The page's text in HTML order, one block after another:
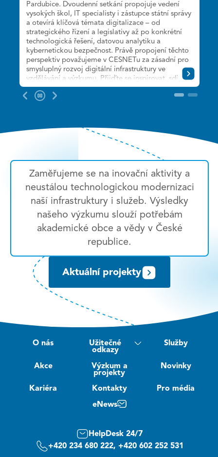
Pozastavit
připomínáme 30 let od založení sdružení, vás
zveme na dvoudenní setkání věnované
technologiím, službám a výzkumu, které pomáhají
rozvíjet českou vědu, výzkum a vzdělávání.
Detailní program ladíme. Registrace jsou již
spuštěny.
Těšíme se na společné setkání 30. září a 1. října
2026 v hotelu Diplomat v Praze.
Pardubice. Dvoudenní setkání propojuje vedení
vysokých škol, IT specialisty i zástupce státní správy
a otevírá klíčová témata digitalizace – od
strategického řízení a legislativy až po konkrétní
technologická řešení, datovou analytiku a
kybernetickou bezpečnost. Právě propojení těchto
perspektiv považujeme v CESNETu za zásadní pro
smysluplný rozvoj digitální infrastruktury ve
vzdělávání a výzkumu. Přijďte se inspirovat, sdílet
zkušenosti a zapojit se do diskuze o tom, jak
budou univerzity fungovat v digitální budoucnosti.
univerzit.cz/
Zaměřujeme se na inovační aktivity a
neustálou technologickou modernizaci
naší infrastruktury i služeb. Výsledky
našeho výzkumu slouží potřebám
akademické obce a vědy v České
republice.
Aktuální projekty
O nás
Užitečné
odkazy
Služby
Akce
Výzkum a
projekty
Novinky
Kariéra Kontakty Pro média
eNews
HelpDesk 24/7
+420 234 680 222, +420 602 252 531